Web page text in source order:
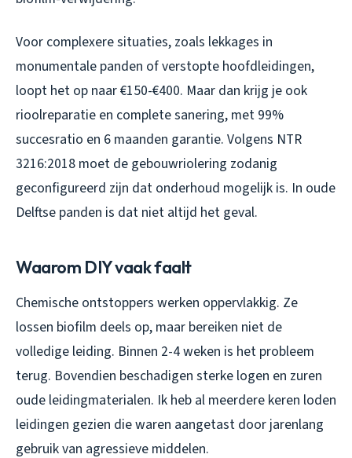
Voor complexere situaties, zoals lekkages in
monumentale panden of verstopte hoofdleidingen,
loopt het op naar €150-€400. Maar dan krijg je ook
rioolreparatie en complete sanering, met 99%
succesratio en 6 maanden garantie. Volgens NTR
3216:2018 moet de gebouwriolering zodanig
geconfigureerd zijn dat onderhoud mogelijk is. In oude
Delftse panden is dat niet altijd het geval.
Waarom DIY vaak faalt
Chemische ontstoppers werken oppervlakkig. Ze
lossen biofilm deels op, maar bereiken niet de
volledige leiding. Binnen 2-4 weken is het probleem
terug. Bovendien beschadigen sterke logen en zuren
oude leidingmaterialen. Ik heb al meerdere keren loden
leidingen gezien die waren aangetast door jarenlang
gebruik van agressieve middelen.